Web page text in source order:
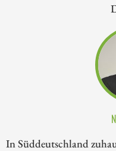
In Süddeutschland